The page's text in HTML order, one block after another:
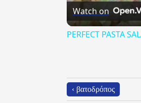
Watch on
PERFECT PASTA
‹ βατοδρόπος